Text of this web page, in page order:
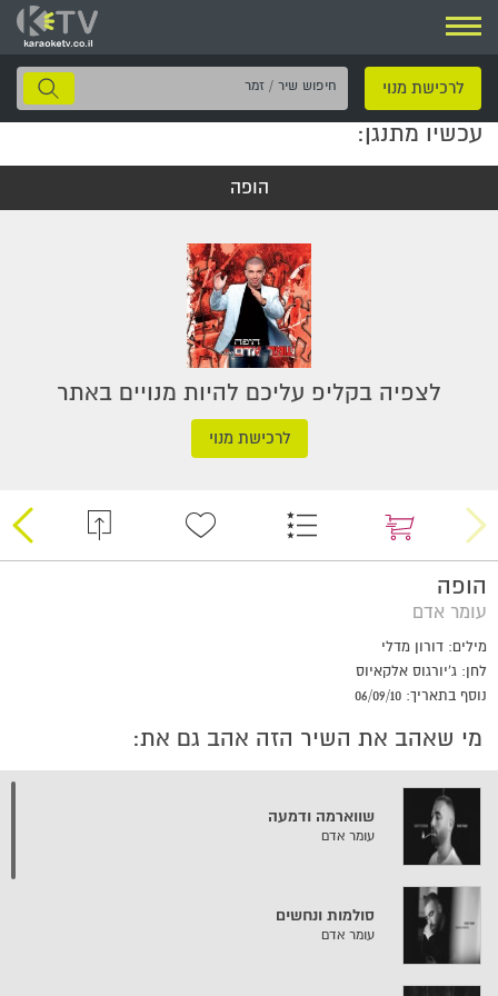
ניווט
לרכישת מנוי
חיפוש
שיר
עכשיו מתנגן:
הופה
לצפיה בקליפ עליכם להיות מנויים באתר
לרכישת מנוי
הופה
עומר אדם
מילים: דורון מדלי
לחן: ג'יורגוס אלקאיוס
נוסף בתאריך: 06/09/10
מי שאהב את השיר הזה אהב גם את:
שווארמה ודמעה
עומר אדם
סולמות ונחשים
עומר אדם